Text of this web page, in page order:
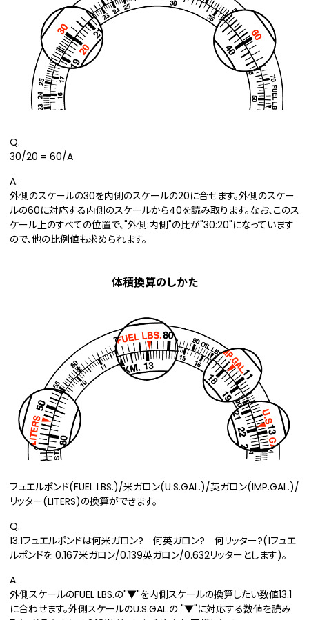
Q.
30/20 = 60/A
A.
外側のスケールの30を内側のスケールの20に合せます。外側のスケー
ルの60に対応する内側のスケールから40を読み取ります。なお、このス
ケール上のすべての位置で、"外側:内側"の比が"30:20"になっています
ので、他の比例値も求められます。
体積換算のしかた
フュエルポンド(FUEL LBS.)/米ガロン(U.S.GAL.)/英ガロン(IMP.GAL.)/
リッター(LITERS)の換算ができます。
Q.
13.1フュエルポンドは何米ガロン? 何英ガロン? 何リッター?(1フュエ
ルポンドを 0.167米ガロン/0.139英ガロン/0.632リッターとします)。
A.
外側スケールのFUEL LBS.の"▼"を内側スケールの換算したい数値13.1
に合わせます。外側スケールのU.S.GAL.の "▼"に対応する数値を読み